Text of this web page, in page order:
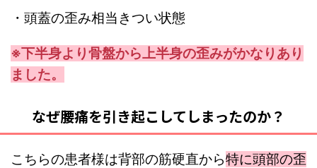
・頭蓋の歪み相当きつい状態
※下半身より骨盤から上半身の歪みがかなりあり
ました。
なぜ腰痛を引き起こしてしまったのか？
こちらの患者様は背部の筋硬直から特に頭部の歪